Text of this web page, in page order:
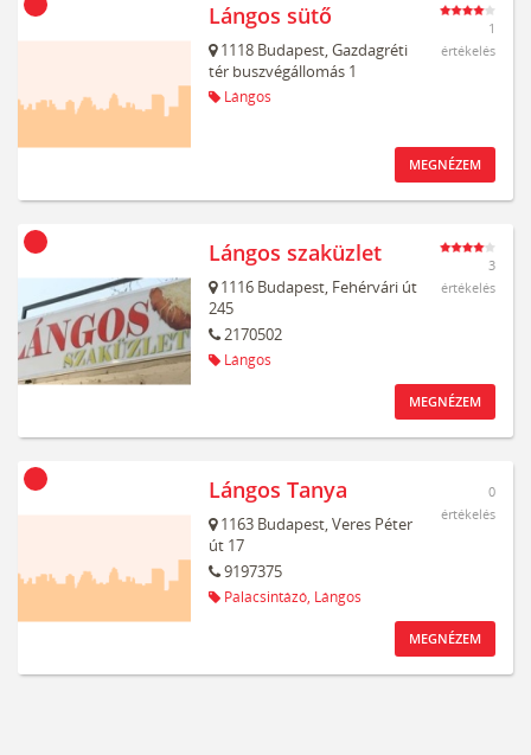
Lángos sütő
1118 Budapest,Gazdagréti
tér buszvégállomás 1
Lángos
1
értékelés
MEGNÉZEM
Lángos szaküzlet
1116 Budapest, Fehérvári út
245
2170502
Lángos
3
értékelés
MEGNÉZEM
Lángos Tanya
1163 Budapest,Veres Péter
út 17
9197375
Palacsintázó, Lángos
0
értékelés
MEGNÉZEM